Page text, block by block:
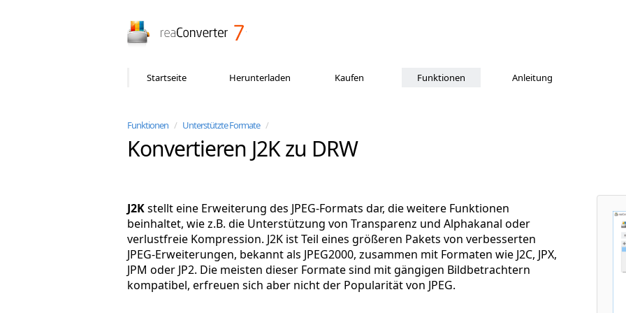
Startseite Herunterladen Kaufen Funktionen Anleitung
Funktionen / Unterstützte Formate /
Konvertieren J2K zu DRW
J2Kstellt eine Erweiterung des JPEG-Formats dar, die weitere Funktionen
beinhaltet, wie z.B. die Unterstützung von Transparenz und Alphakanal oder
verlustfreie Kompression. J2K ist Teil eines größeren Pakets von verbesserten
JPEG-Erweiterungen, bekannt als JPEG2000, zusammen mit Formaten wie J2C, JPX,
JPM oder JP2. Die meisten dieser Formate sind mit gängigen Bildbetrachtern
kompatibel, erfreuen sich aber nicht der Popularität von JPEG.